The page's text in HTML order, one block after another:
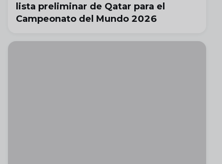
lista preliminar de Qatar para el
Campeonato del Mundo 2026